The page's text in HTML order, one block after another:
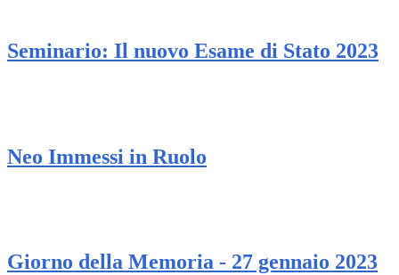
Seminario: Il nuovo Esame di Stato 2023
Neo Immessi in Ruolo
Giorno della Memoria - 27 gennaio 2023